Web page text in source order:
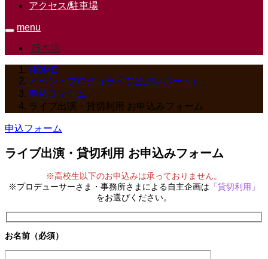
アクセス/駐車場
menu
日本語
HOME
イベントブログ（ライブ公演レポート）
申込フォーム
ライブ出演・貸切利用 お申込みフォーム
申込フォーム
ライブ出演・貸切利用 お申込みフォーム
※高校生以下のお申込みは承っておりません。
※プロデューサーさま・事務所さまによる自主企画は 「貸切利用」
をお選びください。
お名前（必須）